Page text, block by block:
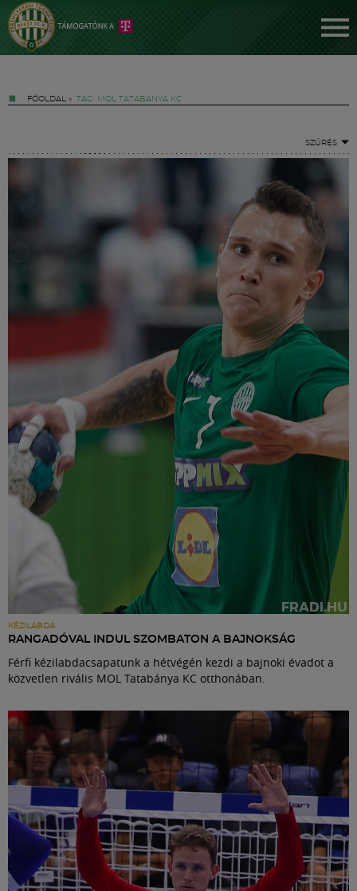
FŐOLDAL » TAG: MOL TATABÁNYA KC
SZŰRÉS
KÉZILABDA
RANGADÓVAL INDUL SZOMBATON A BAJNOKSÁG
Férfi kézilabdacsapatunk a hétvégén kezdi a bajnoki évadot a
közvetlen rivális MOL Tatabánya KC otthonában.
Hírek
Labdarúgás
Szakosztályok
Meccscenter
Klub
Szolgáltatások
Shop
Közösség
Múzeum
English